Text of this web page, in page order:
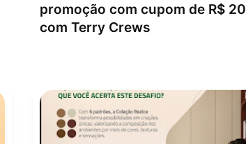
promoção com cupom de R$ 20
com Terry Crews